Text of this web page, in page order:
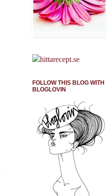
FOLLOW THIS BLOG WITH
BLOGLOVIN